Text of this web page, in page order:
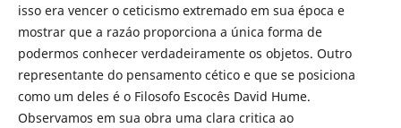
isso era vencer o ceticismo extremado em sua época e
mostrar que a razáo proporciona a única forma de
podermos conhecer verdadeiramente os objetos. Outro
representante do pensamento cético e que se posiciona
como um deles é o Filosofo Escocês David Hume.
Observamos em sua obra uma clara critica ao